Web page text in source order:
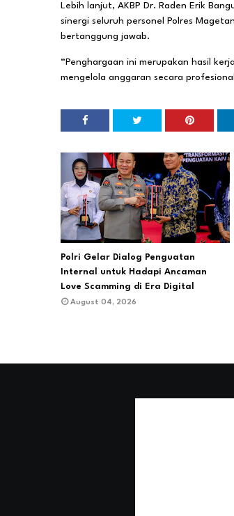
Lebih lanjut, AKBP Dr. Raden Erik
sinergi seluruh personel Polres
bertanggung jawab.
“Penghargaan ini merupakan hasil
mengelola anggaran secara
Polri Gelar Dialog Penguatan
Internal untuk Hadapi Ancaman
Love Scamming di Era Digital
August 04, 2026